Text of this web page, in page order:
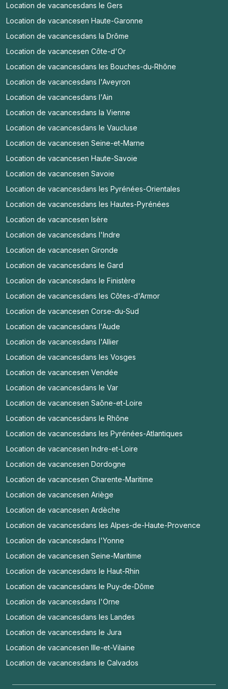
Location de vacancesdans le Gers
Location de vacancesen Haute-Garonne
Location de vacancesdans la Drôme
Location de vacancesen Côte-d'Or
Location de vacancesdans les Bouches-du-Rhône
Location de vacancesdans l'Aveyron
Location de vacancesdans l'Ain
Location de vacancesdans la Vienne
Location de vacancesdans le Vaucluse
Location de vacancesen Seine-et-Marne
Location de vacancesen Haute-Savoie
Location de vacancesen Savoie
Location de vacancesdans les Pyrénées-Orientales
Location de vacancesdans les Hautes-Pyrénées
Location de vacancesen Isère
Location de vacancesdans l'Indre
Location de vacancesen Gironde
Location de vacancesdans le Gard
Location de vacancesdans le Finistère
Location de vacancesdans les Côtes-d'Armor
Location de vacancesen Corse-du-Sud
Location de vacancesdans l'Aude
Location de vacancesdans l'Allier
Location de vacancesdans les Vosges
Location de vacancesen Vendée
Location de vacancesdans le Var
Location de vacancesen Saône-et-Loire
Location de vacancesdans le Rhône
Location de vacancesdans les Pyrénées-Atlantiques
Location de vacancesen Indre-et-Loire
Location de vacancesen Dordogne
Location de vacancesen Charente-Maritime
Location de vacancesen Ariège
Location de vacancesen Ardèche
Location de vacancesdans les Alpes-de-Haute-Provence
Location de vacancesdans l'Yonne
Location de vacancesen Seine-Maritime
Location de vacancesdans le Haut-Rhin
Location de vacancesdans le Puy-de-Dôme
Location de vacancesdans l'Orne
Location de vacancesdans les Landes
Location de vacancesdans le Jura
Location de vacancesen Ille-et-Vilaine
Location de vacancesdans le Calvados